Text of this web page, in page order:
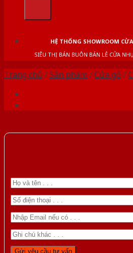
HỆ THỐNG SHOWROOM
SIÊU THỊ BÁN BUÔN BÁN LẺ CỬA
Trang chủ /Sản phẩm /Cửa gỗ /